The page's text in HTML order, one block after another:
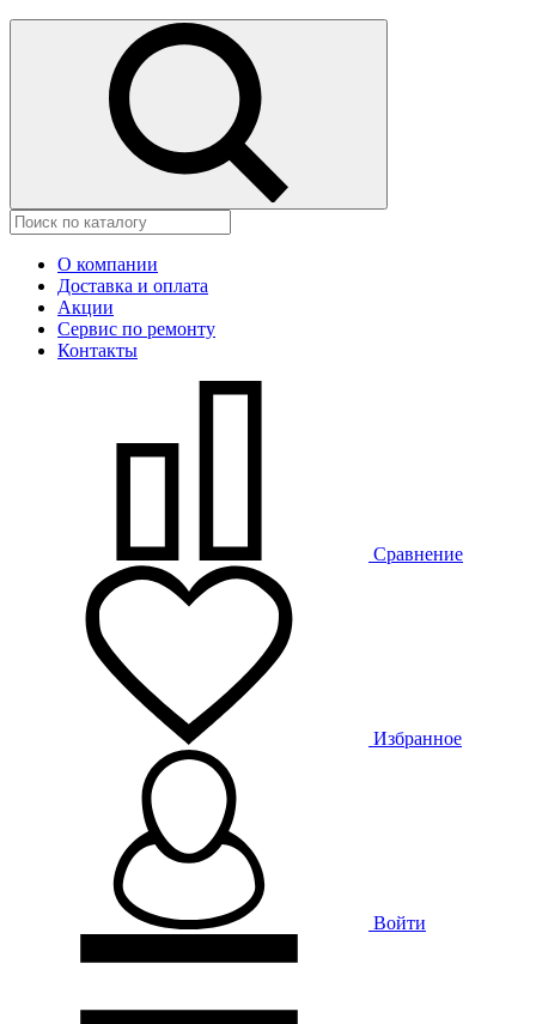
О компании
Доставка и оплата
Акции
Сервис по ремонту
Контакты
Сравнение
Избранное
Войти